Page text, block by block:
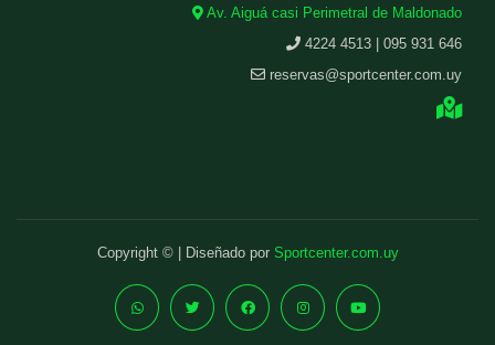
Av. Aiguá casi Perimetral de Maldonado
4224 4513 | 095 931 646
reservas@sportcenter.com.uy
Copyright © | Diseñado por Sportcenter.com.uy